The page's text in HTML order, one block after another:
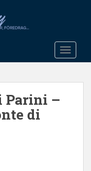
Parini –
di